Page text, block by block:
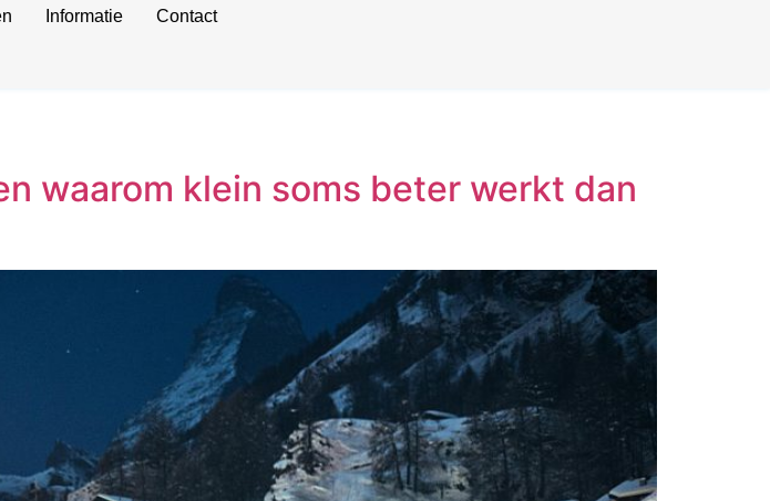
Informatie Contact
waarom klein soms beter werkt dan